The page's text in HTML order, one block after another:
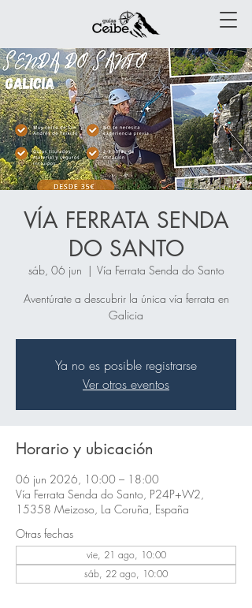
VÍA FERRATA SENDA
DO SANTO
sáb, 06 jun
  |
Vía Ferrata Senda do Santo
Aventúrate a descubrir la única vía ferrata en
Galicia
Ya no es posible registrarse
Ver otros eventos
Horario y ubicación
06 jun 2026, 10:00 – 18:00
Vía Ferrata Senda do Santo, P24P+W2,
15358 Meizoso, La Coruña, España
Otras fechas
vie, 21 ago, 10:00
sáb, 22 ago, 10:00